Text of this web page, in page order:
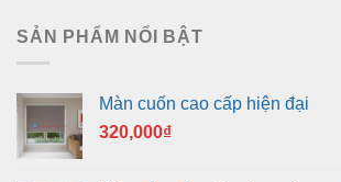
SẢN PHẨM NỔI BẬT
Màn cuốn cao cấp hiện đại
320,000₫